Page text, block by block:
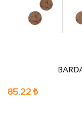
85.22 ₺